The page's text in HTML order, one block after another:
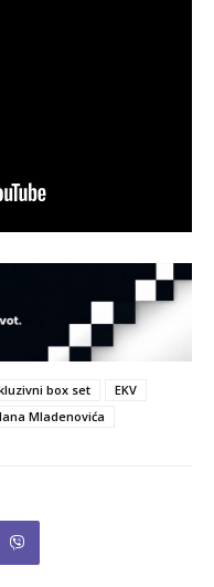
box set
EKV
Mladenovića